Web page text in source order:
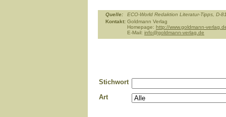
Quelle:
ECO-World Redaktion Literatur-Tipps, D-
Kontakt: Goldmann Verlag
Homepage: http://www.goldmann-
E-Mail: info@goldmann-verlag.de
Stichwort
Art